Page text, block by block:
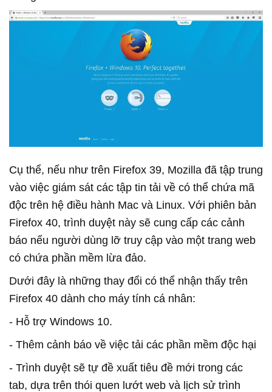
Cụ thể, nếu như trên Firefox 39, Mozilla đã tập trung
vào việc giám sát các tập tin tải về có thể chứa mã
độc trên hệ điều hành Mac và Linux. Với phiên bản
Firefox 40, trình duyệt này sẽ cung cấp các cảnh
báo nếu người dùng lỡ truy cập vào một trang web
có chứa phần mềm lừa đảo.
Dưới đây là những thay đổi có thể nhận thấy trên
Firefox 40 dành cho máy tính cá nhân:
- Hỗ trợ Windows 10.
- Thêm cảnh báo về việc tải các phần mềm độc hại
- Trình duyệt sẽ tự đề xuất tiêu đề mới trong các
tab, dựa trên thói quen lướt web và lịch sử trình